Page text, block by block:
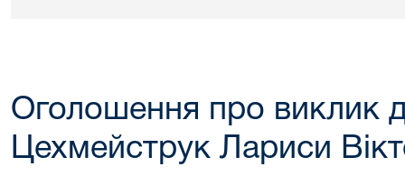
Оголошення про виклик
Цехмейструк Лариси